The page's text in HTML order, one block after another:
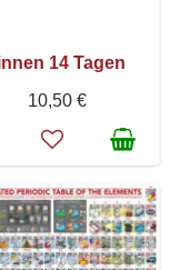
14 Tagen
10,50 €